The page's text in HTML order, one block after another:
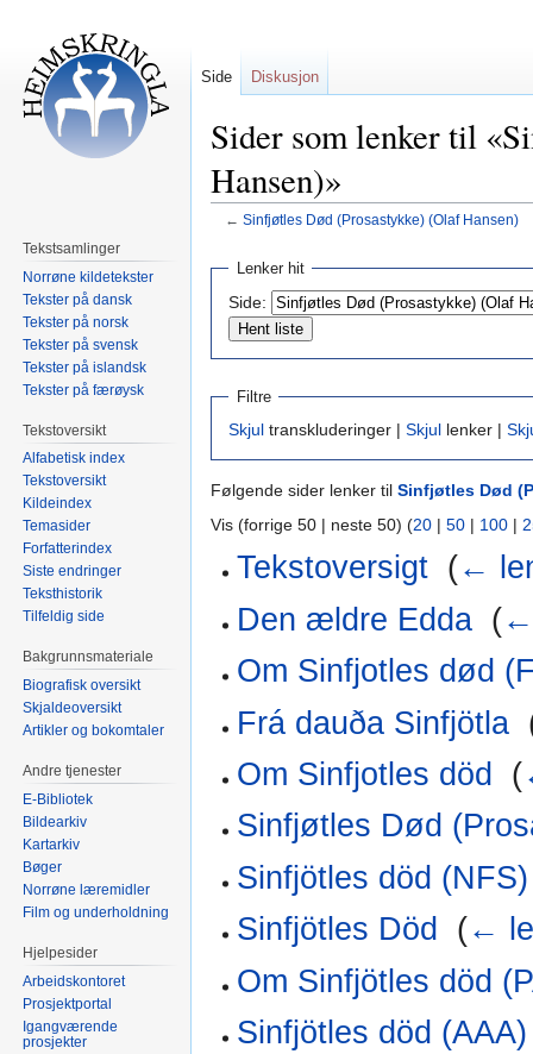
Sider som lenker til
Hansen)»
← Sinfjøtles Død (Prosastykke) (Olaf Hansen)
Hopp
navigering
Hopp
søk
Lenker hit
Side:
Filtre
Skjul transkluderinger | Skjul lenker |
Følgende sider lenker til Sinfjøtles Død
Vis (forrige 50 | neste 50) (20 | 50 | 100 |
Tekstoversigt (←
Den ældre Edda (
Om Sinfjotles død
Frá dauða Sinfjötla
Om Sinfjotles död
(
Sinfjøtles Død
Sinfjötles död (NFS)
Sinfjötles Död
(←
Om Sinfjötles död
Sinfjötles död (AAA)
Side Diskusjon
Tekstsamlinger
Norrøne kildetekster
Tekster på dansk
Tekster på norsk
Tekster på svensk
Tekster på islandsk
Tekster på færøysk
Tekstoversikt
Alfabetisk index
Tekstoversikt
Kildeindex
Temasider
Forfatterindex
Siste endringer
Teksthistorik
Tilfeldig side
Bakgrunnsmateriale
Biografisk oversikt
Skjaldeoversikt
Artikler og bokomtaler
Andre tjenester
E-Bibliotek
Bildearkiv
Kartarkiv
Bøger
Norrøne læremidler
Film og underholdning
Hjelpesider
Arbeidskontoret
Prosjektportal
Igangværende
prosjekter